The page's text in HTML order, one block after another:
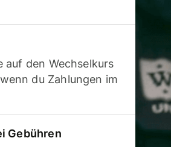
auf den Wechselkurs
du Zahlungen im
Gebühren